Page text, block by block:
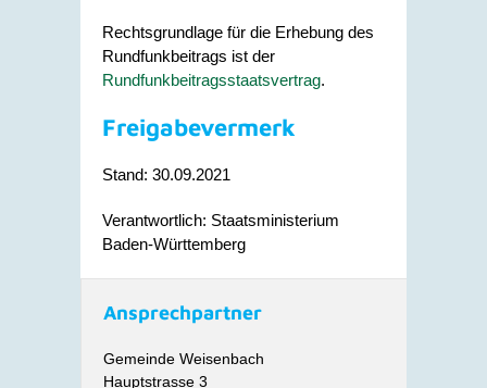
Rechtsgrundlage für die Erhebung des
Rundfunkbeitrags ist der
Rundfunkbeitragsstaatsvertrag.
Freigabevermerk
Stand: 30.09.2021
Verantwortlich: Staatsministerium
Baden-Württemberg
Ansprechpartner
Gemeinde Weisenbach
Hauptstrasse 3